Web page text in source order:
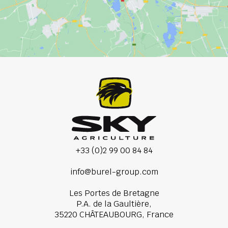
+33 (0)2 99 00 84 84
info@burel-group.com
Les Portes de Bretagne
P.A. de la Gaultière,
35220 CHÂTEAUBOURG, France